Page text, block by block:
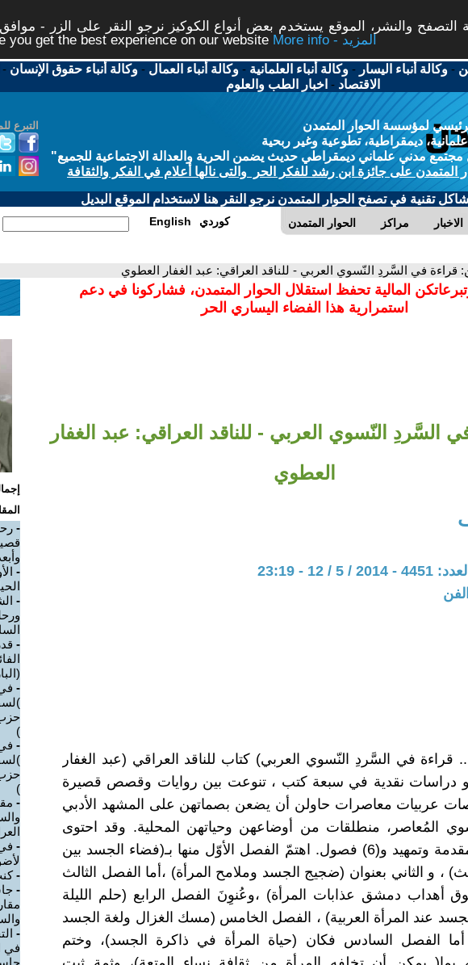
والنشر، الموقع يستخدم بعض أنواع الكوكيز نرجو النقر على الزر -
you get the best experience on our website
More info - المزيد
-وكالة أنباء اليسار -وكالة أنباء العلمانية -وكالة أنباء العمال -وكالة أنباء حقوق الإنسان -
الاقتصاد - اخبار الطب والعلوم
التبرع
لمؤسسة الحوار المتمدن
ديمقراطية، تطوعية وغير ربحية
مدني علماني ديمقراطي حديث يضمن الحرية والعدالة الاجتماعية للجميع"
المتمدن على جائزة ابن رشد للفكر الحر والتى نالها أعلام في الفكر والثقافة
تقنية في تصفح الحوار المتمدن نرجو النقر هنا لاستخدام الموقع البديل
الحوار المتمدن مراكز الاخبار English كوردي
قراءة في السَّردِ النّسوي العربي - للناقد العراقي: عبد الغفار العطوي
المالية تحفظ استقلال الحوار المتمدن، فشاركونا في دعم
استمرارية هذا الفضاء اليساري الحر
السَّردِ النّسوي العربي - للناقد العراقي: عبد الغفار
العطوي
/ 12 - 23:19
قراءة في السَّردِ النّسوي العربي) كتاب للناقد العراقي (عبد الغفار
دراسات نقدية في سبعة كتب ، تنوعت بين روايات وقصص قصيرة
عربيات معاصرات حاولن أن يضعن بصماتهن على المشهد الأدبي
المُعاصر، منطلقات من أوضاعهن وحياتهن المحلية. وقد احتوى
الكتاب على مقدمة وتمهيد و(6) فصول. اهتمّ الفصل الأوّل منها بـ(فضاء الجسد بين
، و الثاني بعنوان (ضجيج الجسد وملامح المرأة) ،أما الفصل الثالث
أهداب دمشق عذابات المرأة) ،وعُنوِنَ الفصل الرابع (حلم الليلة
عند المرأة العربية) ، الفصل الخامس (مسك الغزال ولغة الجسد
أما الفصل السادس فكان (حياة المرأة في ذاكرة الجسد)، وختم
-
-
-
-
-
)
-
)
-
-
لأضواء: (
-
-
-
في